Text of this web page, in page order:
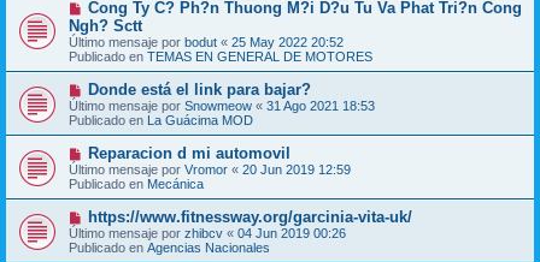
e
n
s
a
e
N
e
v
o
m
n
s
a
e
Cong Ty C? Ph?n Thuong M?i D?u Tu Va Phat Tri?n Cong
Ngh? Sctt
Último mensaje por bodut « 25 May 2022 20:52
Publicado en TEMAS EN GENERAL DE MOTORES
N
u
e
v
o
m
e
n
s
j
e
Donde está el link para bajar?
Último mensaje por Snowmeow « 31 Ago 2021 18:53
Publicado en La Guácima MOD
N
u
e
v
o
m
e
n
Reparacion d mi automovil
Último mensaje por Vromor « 20 Jun 2019 12:59
Publicado en Mecánica
N
u
e
v
https://www.fitnessway.org/garcinia-vita-uk/
Último mensaje por zhibcv « 04 Jun 2019 00:26
Publicado en Agencias Nacionales